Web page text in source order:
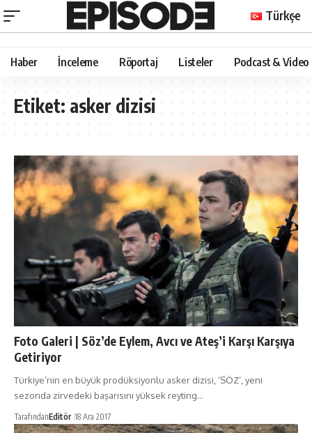
Türkçe
Haber İnceleme Röportaj Listeler Podcast & Video
Etiket:asker dizisi
Foto Galeri | Söz’de Eylem, Avcı ve Ateş’i Karşı Karşıya
Getiriyor
Türkiye’nin en büyük prodüksiyonlu asker dizisi, ‘SÖZ’, yeni
sezonda zirvedeki başarısını yüksek reyting…
TarafındanEditör 18 Ara 2017